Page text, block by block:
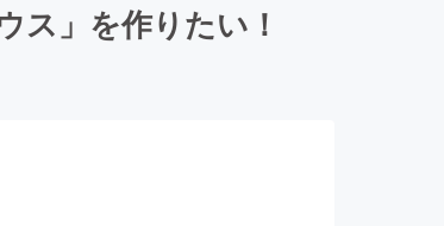
ス」を作りたい！